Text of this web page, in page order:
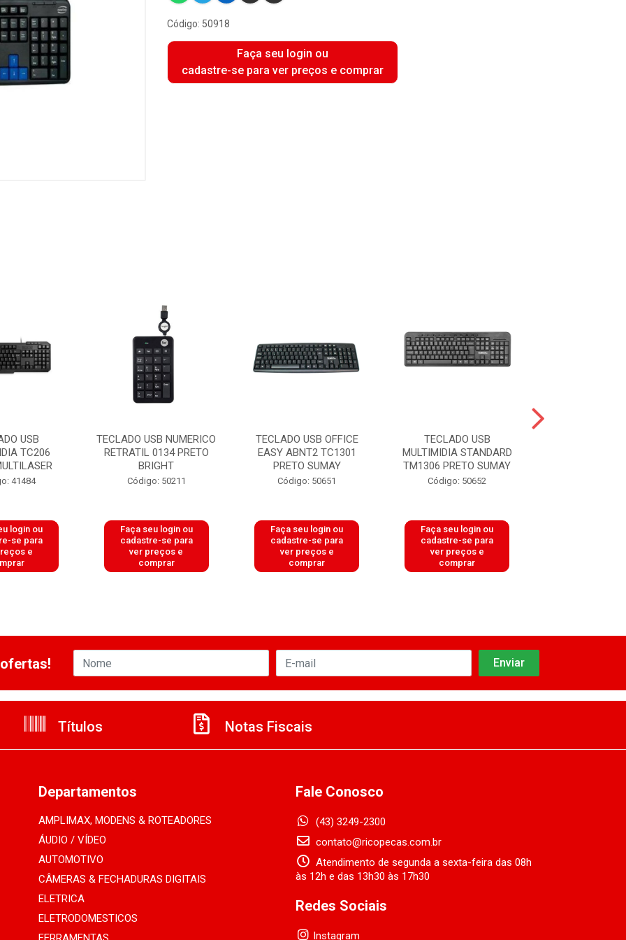
Código: 50918
Faça seu login ou
cadastre-se para ver preços e comprar
USB
TC206
41484
login ou
se para
e
TECLADO USB NUMERICO
RETRATIL 0134 PRETO
BRIGHT
Código: 50211
Faça seu login ou
cadastre-se para
ver preços e
comprar
TECLADO USB OFFICE
EASY ABNT2 TC1301
PRETO SUMAY
Código: 50651
Faça seu login ou
cadastre-se para
ver preços e
comprar
TECLADO USB
MULTIMIDIA STANDARD
TM1306 PRETO SUMAY
Código: 50652
Faça seu login ou
cadastre-se para
ver preços e
comprar
Títulos Notas Fiscais
Departamentos
AMPLIMAX, MODENS & ROTEADORES
ÁUDIO / VÍDEO
AUTOMOTIVO
CÂMERAS & FECHADURAS DIGITAIS
ELETRICA
ELETRODOMESTICOS
Fale Conosco
(43) 3249-2300
contato@ricopecas.com.br
Atendimento de segunda a sexta-feira das 08h
às 12h e das 13h30 às 17h30
Redes Sociais
Instagram